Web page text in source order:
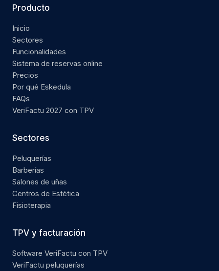
Producto
Inicio
Sectores
Funcionalidades
Sistema de reservas online
Precios
Por qué Eskedula
FAQs
VeriFactu 2027 con TPV
Sectores
Peluquerías
Barberías
Salones de uñas
Centros de Estética
Fisioterapia
TPV y facturación
Software VeriFactu con TPV
VeriFactu peluquerías